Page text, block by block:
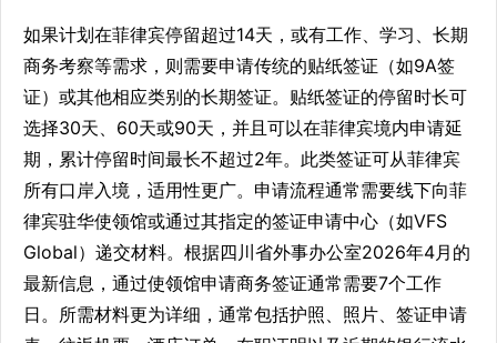
如果计划在菲律宾停留超过14天，或有工作、学习、长期
商务考察等需求，则需要申请传统的贴纸签证（如9A签
证）或其他相应类别的长期签证。贴纸签证的停留时长可
选择30天、60天或90天，并且可以在菲律宾境内申请延
期，累计停留时间最长不超过2年。此类签证可从菲律宾
所有口岸入境，适用性更广。申请流程通常需要线下向菲
律宾驻华使领馆或通过其指定的签证申请中心（如VFS
Global）递交材料。根据四川省外事办公室2026年4月的
最新信息，通过使领馆申请商务签证通常需要7个工作
日。所需材料更为详细，通常包括护照、照片、签证申请